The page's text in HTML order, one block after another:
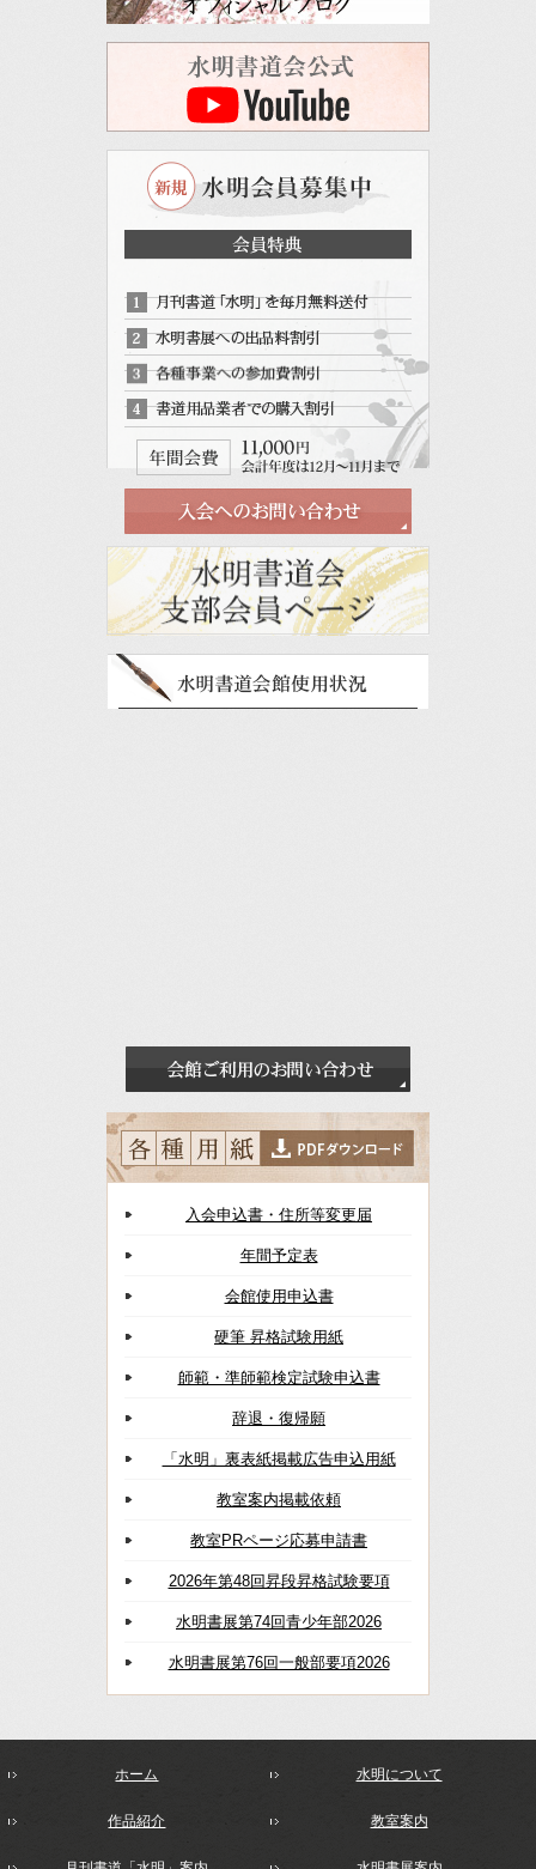
入会申込書・住所等変更届
年間予定表
会館使用申込書
硬筆 昇格試験用紙
師範・準師範検定試験申込書
辞退・復帰願
「水明」裏表紙掲載広告申込用紙
教室案内掲載依頼
教室PRページ応募申請書
2026年第48回昇段昇格試験要項
水明書展第74回青少年部2026
水明書展第76回一般部要項2026
ホーム 水明について
作品紹介 教室案内